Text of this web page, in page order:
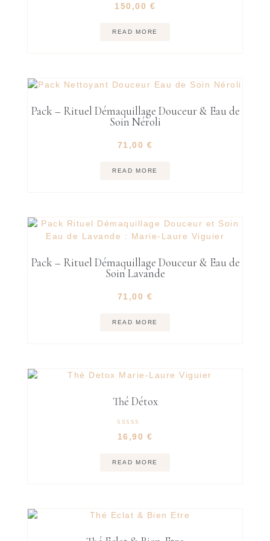
150,00 €
READ MORE
Pack – Rituel Démaquillage Douceur & Eau de
Soin Néroli
71,00 €
READ MORE
Pack – Rituel Démaquillage Douceur & Eau de
Soin Lavande
71,00 €
READ MORE
Thé Détox
5.00
out of 5
16,90 €
READ MORE